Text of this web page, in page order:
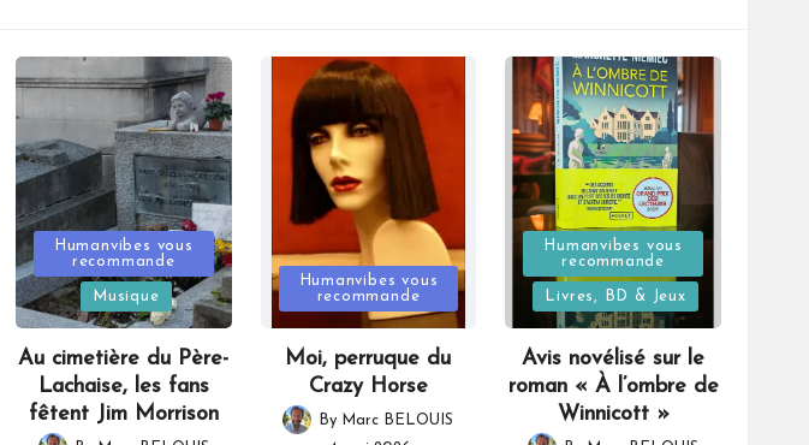
Posted
in
Humanvibes vous
recommande
Musique
Au cimetière du Père-
Lachaise, les fans
fêtent Jim Morrison
Posted
in
Humanvibes vous
recommande
Moi, perruque du
Crazy Horse
Posted
By Marc BELOUIS
Posted
in
Humanvibes vous
recommande
Livres, BD & Jeux
Avis novélisé sur le
roman « À l’ombre de
Winnicott »